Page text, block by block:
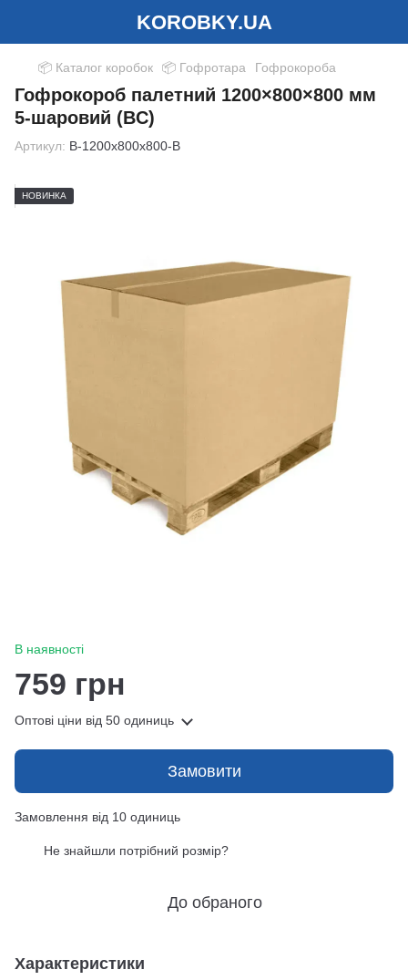
KOROBKY.UA
📦 Каталог коробок 📦 Гофротара Гофрокороба
Гофрокороб палетний 1200×800×800 мм
5-шаровий (BC)
Артикул: B-1200x800x800-B
НОВИНКА
В наявності
759 грн
Оптові ціни від 50 одиниць
Замовити
Замовлення від 10 одиниць
Не знайшли потрібний розмір?
До обраного
Характеристики